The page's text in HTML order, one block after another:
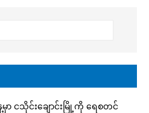
ာ ငသိုင်းချောင်းမြို့ကို ရေစတင်